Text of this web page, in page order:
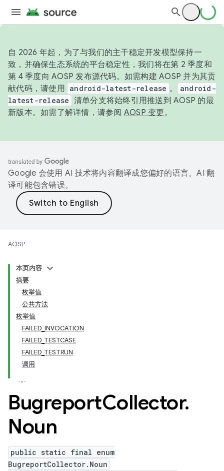
自 2026 年起，为了与我们的主干稳定开发模型保持一
致，并确保生态系统的平台稳定性，我们将在第 2 季度和
第 4 季度向 AOSP 发布源代码。如需构建 AOSP 并为其贡
献代码，请使用 android-latest-release 。
android-
latest-release 清单分支将始终引用推送到 AOSP 的最
新版本。如需了解详情，请参阅 AOSP 变更。
Google 会使用 AI 技术将内容翻译成您偏好的语言。AI 翻
译可能包含错误。
AOSP
本页内容
摘要
枚举值
公共方法
枚举值
FAILED_INVOCATION
FAILED_TESTCASE
FAILED_TESTRUN
调用
BugreportCollector.
Noun
public static final enum
BugreportCollector.Noun